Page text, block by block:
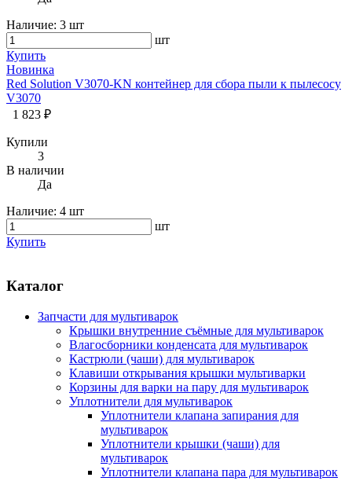
Наличие: 3 шт
шт
Купить
Новинка
Red Solution V3070-KN контейнер для сбора пыли к пылесосу
V3070
1 823 ₽
Купили
3
В наличии
Да
Наличие: 4 шт
шт
Купить
Каталог
Запчасти для мультиварок
Крышки внутренние съёмные для мультиварок
Влагосборники конденсата для мультиварок
Кастрюли (чаши) для мультиварок
Клавиши открывания крышки мультиварки
Корзины для варки на пару для мультиварок
Уплотнители для мультиварок
Уплотнители клапана запирания для
мультиварок
Уплотнители крышки (чаши) для
мультиварок
Уплотнители клапана пара для мультиварок